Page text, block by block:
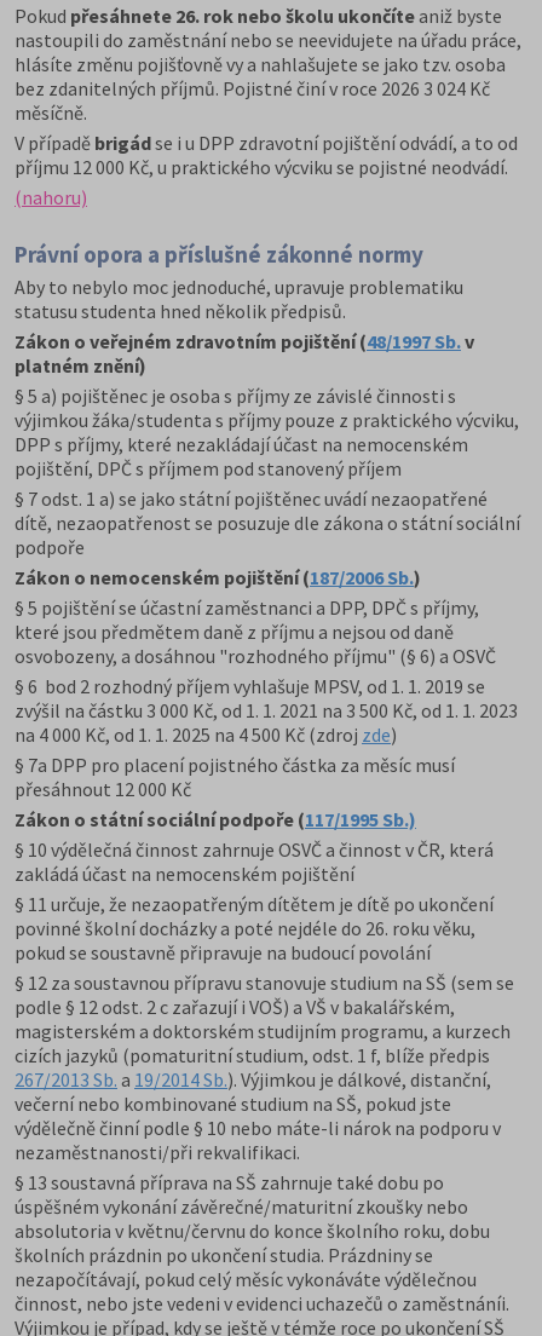
Pokud přesáhnete 26. rok nebo školu ukončíteaniž byste
nastoupili do zaměstnání nebo se neevidujete na úřadu práce,
hlásíte změnu pojišťovně vy a nahlašujete se jako tzv. osoba
bez zdanitelných příjmů. Pojistné činí v roce 2026 3 024 Kč
měsíčně.
V případě brigádse i u DPP zdravotní pojištění odvádí, a to od
příjmu 12 000 Kč, u praktického výcviku se pojistné neodvádí.
(nahoru)
Právní opora a příslušné zákonné normy
Aby to nebylo moc jednoduché, upravuje problematiku
statusu studenta hned několik předpisů.
Zákon o veřejném zdravotním pojištění(48/1997 Sb.v
platném znění)
§ 5 a) pojištěnec je osoba s příjmy ze závislé činnosti s
výjimkou žáka/studenta s příjmy pouze z praktického výcviku,
DPP s příjmy, které nezakládají účast na nemocenském
pojištění, DPČ s příjmem pod stanovený příjem
§ 7 odst. 1 a) se jako státní pojištěnec uvádí nezaopatřené
dítě, nezaopatřenost se posuzuje dle zákona o státní sociální
podpoře
Zákon o nemocenském pojištění(187/2006 Sb.)
§ 5 pojištění se účastní zaměstnanci a DPP, DPČ s příjmy,
které jsou předmětem daně z příjmu a nejsou od daně
osvobozeny, a dosáhnou "rozhodného příjmu" (§ 6) a OSVČ
§ 6 bod 2 rozhodný příjem vyhlašuje MPSV, od 1. 1. 2019 se
zvýšil na částku 3 000 Kč, od 1. 1. 2021 na 3 500 Kč, od 1. 1. 2023
na 4 000 Kč, od 1. 1. 2025 na 4 500 Kč (zdroj zde)
§ 7a DPP pro placení pojistného částka za měsíc musí
přesáhnout 12 000 Kč
Zákon o státní sociální podpoře (117/1995 Sb.)
§ 10 výdělečná činnost zahrnuje OSVČa činnost v ČR, která
zakládá účast na nemocenském pojištění
§ 11 určuje, že nezaopatřeným dítětem je dítě po ukončení
povinné školní docházky a poté nejdéle do 26. roku věku,
pokud se soustavně připravuje na budoucí povolání
§ 12 za soustavnou přípravu stanovuje studium na SŠ (sem se
podle § 12 odst. 2 c zařazují i VOŠ) a VŠ v bakalářském,
magisterském a doktorském studijním programu, a kurzech
cizích jazyků (pomaturitní studium, odst. 1 f, blíže předpis
267/2013 Sb. a 19/2014 Sb.). Výjimkou je dálkové, distanční,
večerní nebo kombinované studium na SŠ, pokud jste
výdělečně činní podle § 10 nebo máte-li nárok na podporu v
nezaměstnanosti/při rekvalifikaci.
§ 13 soustavná příprava na SŠ zahrnuje také dobu po
úspěšném vykonání závěrečné/maturitní zkoušky nebo
absolutoria v květnu/červnu do konce školního roku, dobu
školních prázdnin po ukončení studia. Prázdniny se
nezapočítávají, pokud celý měsíc vykonáváte výdělečnou
činnost, nebo jste vedeni v evidenci uchazečů o zaměstnáníi.
Výjimkou je případ, kdy se ještě v témže roce po ukončení SŠ